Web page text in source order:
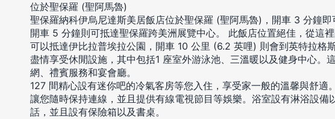
位於聖保羅 (聖阿馬魯)
聖保羅納科伊烏尼達斯美居飯店位於聖保羅 (聖阿馬魯)，開車 3 分鐘即
開車 5 分鐘則可抵達聖保羅跨美洲展覽中心。 此飯店位置絕佳，從這
可以抵達伊比拉普埃拉公園，開車 10 公里 (6.2 英哩) 則會到英特拉格斯
盡情享受休閒設施，其中包括1 座室外游泳池、三溫暖以及健身中心。
網、禮賓服務和宴會廳。
127 間精心設有迷你吧的冷氣客房等您入住，享受家一般的溫馨與舒適
讓您隨時保持連線，並且提供有線電視節目等娛樂。浴室設有淋浴設備
話，並且設有保險箱以及書桌。